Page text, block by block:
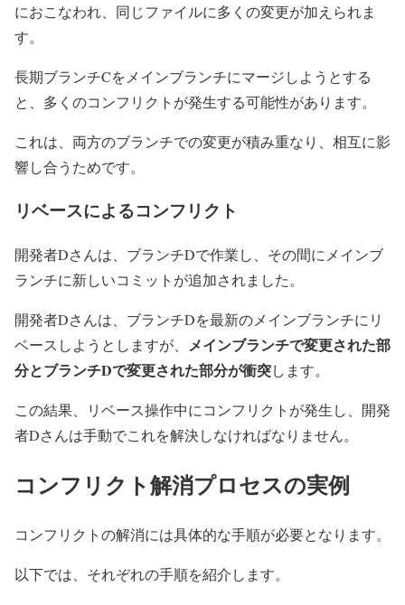
におこなわれ、同じファイルに多くの変更が加えられま
す。
長期ブランチCをメインブランチにマージしようとする
と、多くのコンフリクトが発生する可能性があります。
これは、両方のブランチでの変更が積み重なり、相互に影
響し合うためです。
リベースによるコンフリクト
開発者Dさんは、ブランチDで作業し、その間にメインブ
ランチに新しいコミットが追加されました。
開発者Dさんは、ブランチDを最新のメインブランチにリ
ベースしようとしますが、 メインブランチで変更された部
分とブランチDで変更された部分が衝突します。
この結果、リベース操作中にコンフリクトが発生し、開発
者Dさんは手動でこれを解決しなければなりません。
コンフリクト解消プロセスの実例
コンフリクトの解消には具体的な手順が必要となります。
以下では、それぞれの手順を紹介します。